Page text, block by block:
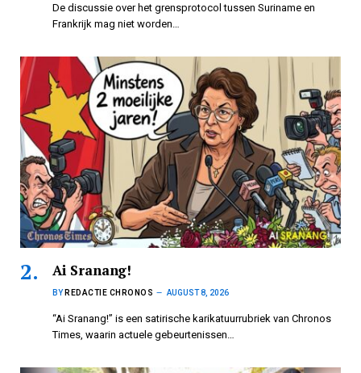
De discussie over het grensprotocol tussen Suriname en
Frankrijk mag niet worden…
Ai Sranang!
BY REDACTIE CHRONOS AUGUST 8, 2026
“Ai Sranang!” is een satirische karikatuurrubriek van Chronos
Times, waarin actuele gebeurtenissen…